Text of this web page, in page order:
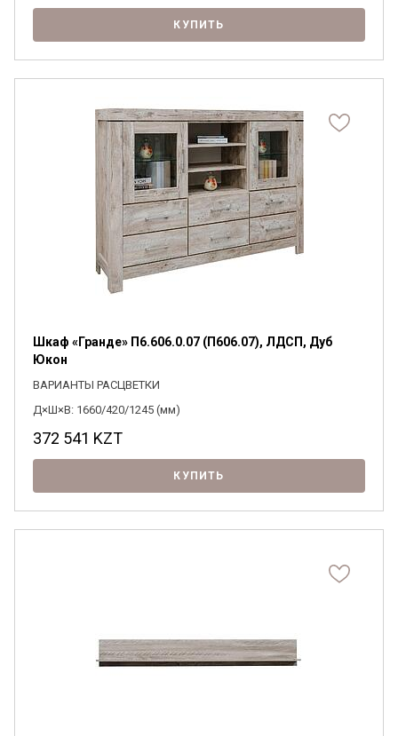
КУПИТЬ
Шкаф «Гранде» П6.606.0.07 (П606.07), ЛДСП, Дуб
Юкон
ВАРИАНТЫ РАСЦВЕТКИ
Д×Ш×В: 1660/420/1245 (мм)
372 541 KZT
КУПИТЬ